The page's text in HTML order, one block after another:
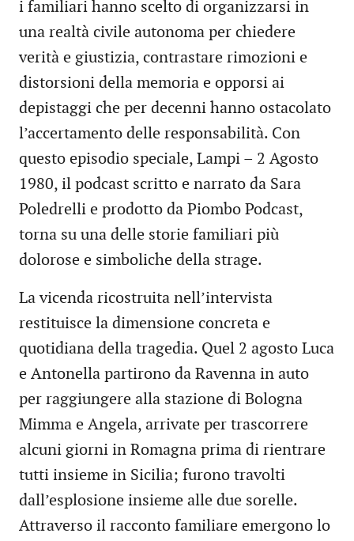
i familiari hanno scelto di organizzarsi in
una realtà civile autonoma per chiedere
verità e giustizia, contrastare rimozioni e
distorsioni della memoria e opporsi ai
depistaggi che per decenni hanno ostacolato
l’accertamento delle responsabilità. Con
questo episodio speciale, Lampi – 2 Agosto
1980, il podcast scritto e narrato da Sara
Poledrelli e prodotto da Piombo Podcast,
torna su una delle storie familiari più
dolorose e simboliche della strage.
La vicenda ricostruita nell’intervista
restituisce la dimensione concreta e
quotidiana della tragedia. Quel 2 agosto Luca
e Antonella partirono da Ravenna in auto
per raggiungere alla stazione di Bologna
Mimma e Angela, arrivate per trascorrere
alcuni giorni in Romagna prima di rientrare
tutti insieme in Sicilia; furono travolti
dall’esplosione insieme alle due sorelle.
Attraverso il racconto familiare emergono lo